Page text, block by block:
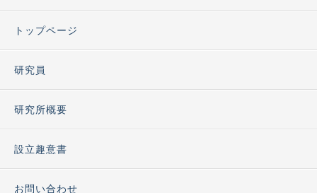
トップページ
研究員
研究所概要
設立趣意書
お問い合わせ